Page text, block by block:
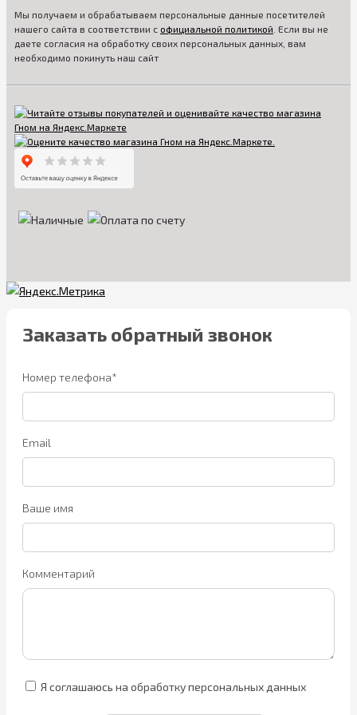
Мы получаем и обрабатываем персональные данные посетителей
нашего сайта в соответствии с официальной политикой . Если вы не
даете согласия на обработку своих персональных данных, вам
необходимо покинуть наш сайт
Заказать обратный звонок
Номер телефона*
Email
Ваше имя
Комментарий
Я соглашаюсь на обработку персональных данных